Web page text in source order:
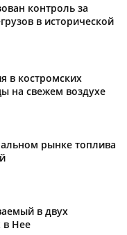
контроль за
в исторической
в костромских
на свежем воздухе
рынке топлива
в двух
в Нее